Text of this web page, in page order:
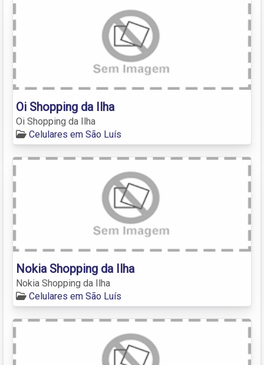
Oi Shopping da Ilha
Oi Shopping da Ilha
Celulares em São Luís
Nokia Shopping da Ilha
Nokia Shopping da Ilha
Celulares em São Luís